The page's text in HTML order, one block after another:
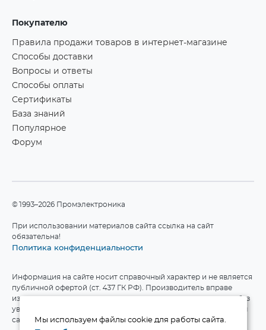
Покупателю
Правила продажи товаров в интернет-магазине
Способы доставки
Вопросы и ответы
Способы оплаты
Сертификаты
База знаний
Популярное
Форум
©1993–2026 Промэлектроника
При использовании материалов сайта ссылка на сайт
обязательна!
Политика конфиденциальности
Информация на сайте носит справочный характер и не является
публичной офертой (ст. 437 ГК РФ). Производитель вправе
изменять технические характеристики и комплект поставки без
уведомления. Актуальные данные приведены на официальном
сайте производителя.
Мы используем файлы cookie для работы сайта.